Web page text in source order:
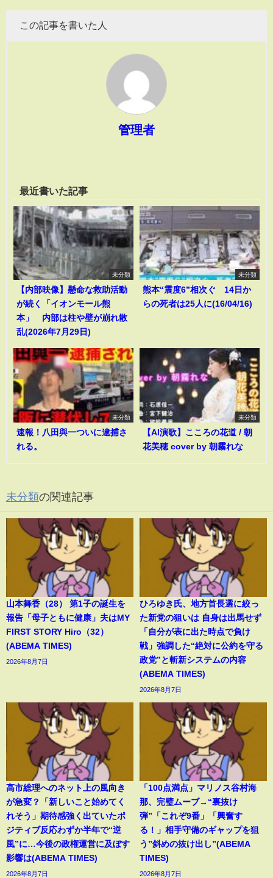
この記事を書いた人
管理者
最近書いた記事
未分類
【内部映像】懸命な救助活動
が続く「イオンモール熊
本」 内部は柱や壁が崩れ散
乱(2026年7月29日)
未分類
熊本“震度6”相次ぐ 14日か
らの死者は25人に(16/04/16)
未分類
速報！八田與一ついに逮捕さ
れる。
未分類
【AI演歌】こころの花道 / 朝
花美穂 cover by 朝霧れな
未分類の関連記事
山本舞香（28） 第1子の誕生を
報告「母子ともに健康」夫はMY
FIRST STORY Hiro（32）
(ABEMA TIMES)
2026年8月7日
ひろゆき氏、地方首長選に絞っ
た新党の狙いは 自身は出馬せず
「自分が表に出た時点で負け
戦」強調した“絶対に公約を守る
政党”と斬新システムの内容
(ABEMA TIMES)
2026年8月7日
高市総理へのネット上の風向き
が急変？「新しいこと始めてく
れそう」期待感強く出ていたポ
ジティブ反応わずか半年で“逆
風”に…今後の政権運営に及ぼす
影響は(ABEMA TIMES)
2026年8月7日
「100点満点」マリノス谷村海
那、完璧ムーブ→“裏抜け
弾”「これぞ9番」「興奮す
る！」相手守備のギャップを狙
う”斜めの抜け出し”(ABEMA
TIMES)
2026年8月7日